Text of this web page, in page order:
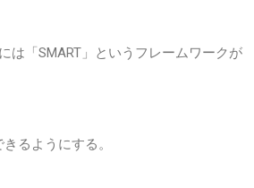
は「SMART」というフレームワークが
るようにする。